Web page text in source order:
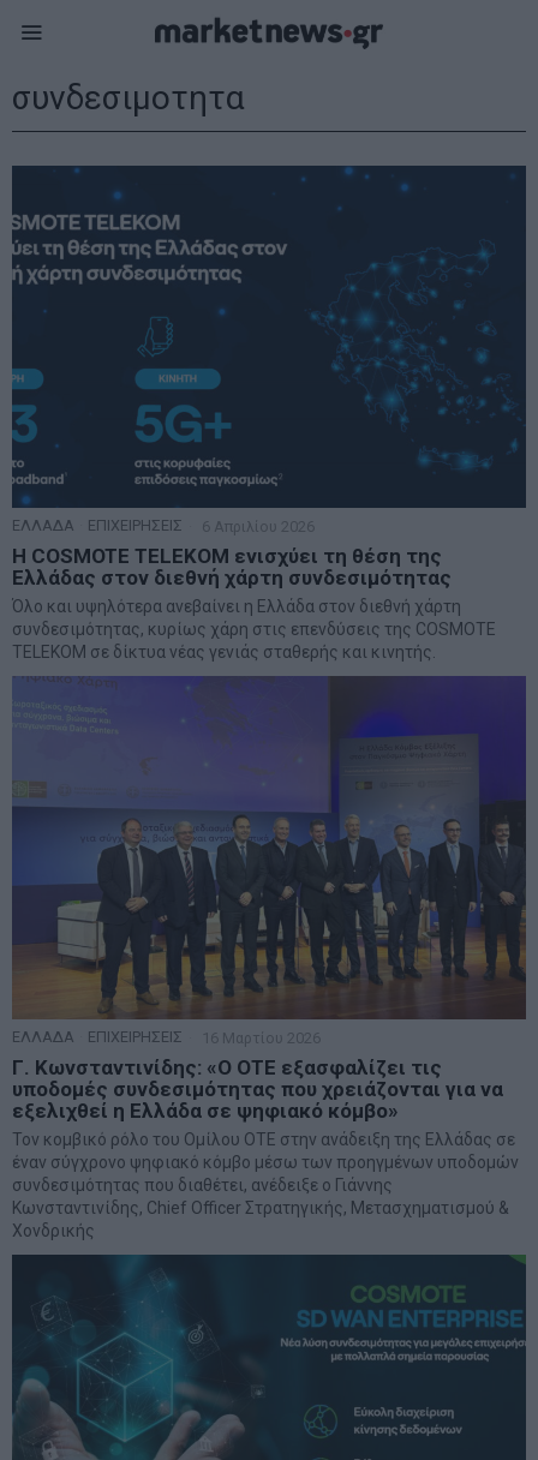
συνδεσιμοτητα
ΕΛΛΑΔΑ ΕΠΙΧΕΙΡΗΣΕΙΣ 6 Απριλίου 2026
Η COSMOTE TELEKOM ενισχύει τη θέση της
Ελλάδας στον διεθνή χάρτη συνδεσιμότητας
Όλο και υψηλότερα ανεβαίνει η Ελλάδα στον διεθνή χάρτη
συνδεσιμότητας, κυρίως χάρη στις επενδύσεις της COSMOTE
TELEKOM σε δίκτυα νέας γενιάς σταθερής και κινητής.
ΕΛΛΑΔΑ ΕΠΙΧΕΙΡΗΣΕΙΣ 16 Μαρτίου 2026
Γ. Κωνσταντινίδης: «Ο ΟΤΕ εξασφαλίζει τις
υποδομές συνδεσιμότητας που χρειάζονται για να
εξελιχθεί η Ελλάδα σε ψηφιακό κόμβο»
Τον κομβικό ρόλο του Ομίλου ΟΤΕ στην ανάδειξη της Ελλάδας σε
έναν σύγχρονο ψηφιακό κόμβο μέσω των προηγμένων υποδομών
συνδεσιμότητας που διαθέτει, ανέδειξε ο Γιάννης
Κωνσταντινίδης, Chief Officer Στρατηγικής, Μετασχηματισμού &
Χονδρικής